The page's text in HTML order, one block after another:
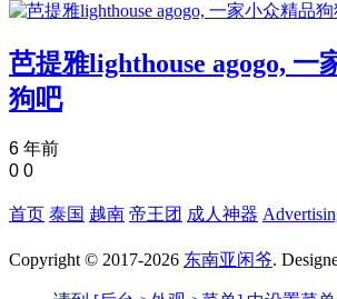
芭提雅lighthouse agogo, 一
狗吧
6 年前
0 0
首页 泰国 越南 帝王团 成人神器
Copyright © 2017-2026 东南亚闲爷.